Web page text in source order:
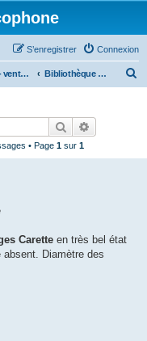
Connexion
S’enregistrer
Achats - ventes - Ebay - LeBonCoin (commercial) Bibliothèque des ventes, ebay, leboncoin et autres.
Rechercher
• Page 1sur 1
Caretteen très bel état
absent. Diamètre des